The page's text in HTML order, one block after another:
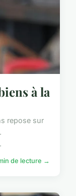
à la
repose sur
de lecture →